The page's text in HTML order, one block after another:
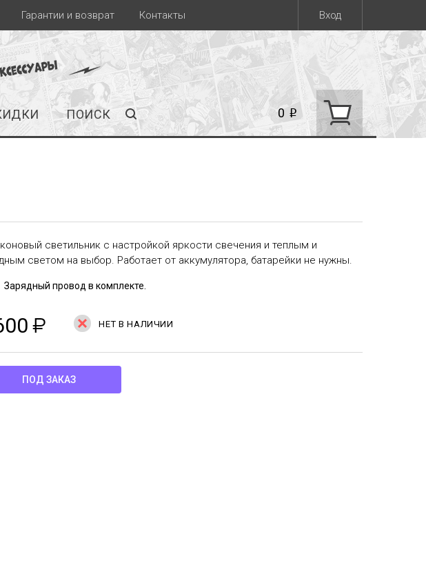
Вход
Гарантии и возврат Контакты
ПОИСК 0 i
светильник с настройкой яркости свечения и теплым и
светом на выбор. Работает от аккумулятора, батарейки не нужны.
Зарядный провод в комплекте.
₽ НЕТ В НАЛИЧИИ
ПОД ЗАКАЗ